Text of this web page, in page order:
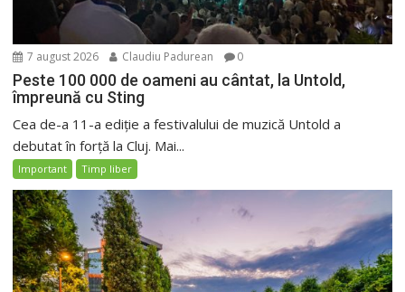
7 august 2026 Claudiu Padurean 0
Peste 100 000 de oameni au cântat, la Untold,
împreună cu Sting
Cea de-a 11-a ediție a festivalului de muzică Untold a
debutat în forță la Cluj. Mai...
Important Timp liber